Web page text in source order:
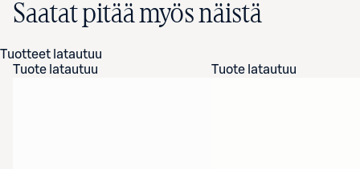
Saatat pitää myös näistä
Tuotteet latautuu
Tuote latautuu
Tuote latautuu